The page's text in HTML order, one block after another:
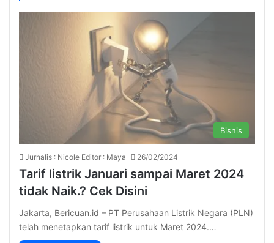
Bisnis
Jurnalis : Nicole Editor : Maya 26/02/2024
Tarif listrik Januari sampai Maret 2024
tidak Naik.? Cek Disini
Jakarta, Bericuan.id – PT Perusahaan Listrik Negara (PLN)
telah menetapkan tarif listrik untuk Maret 2024.…